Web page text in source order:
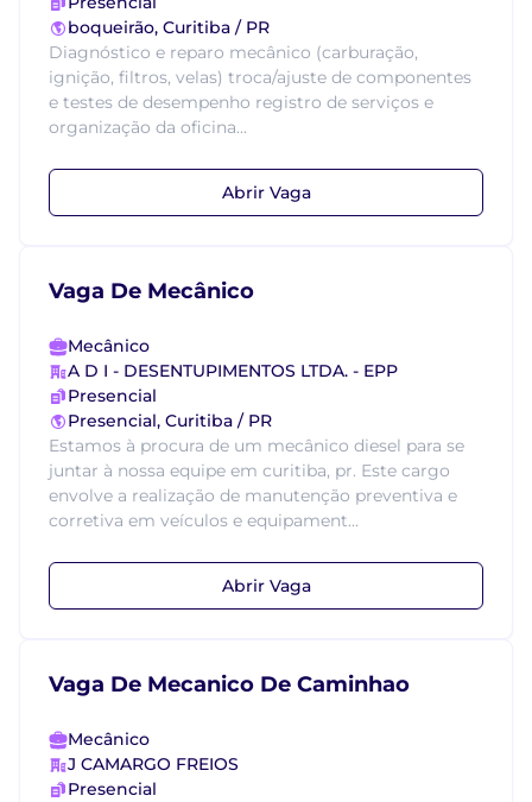
boqueirão, Curitiba / PR
Diagnóstico e reparo mecânico (carburação,
ignição, filtros, velas) troca/ajuste de componentes
e testes de desempenho registro de serviços e
organização da oficina...
Abrir Vaga
Vaga De Mecânico
Mecânico
A D I - DESENTUPIMENTOS LTDA. - EPP
Presencial
Presencial, Curitiba / PR
Estamos à procura de um mecânico diesel para se
juntar à nossa equipe em curitiba, pr. Este cargo
envolve a realização de manutenção preventiva e
corretiva em veículos e equipament...
Abrir Vaga
Vaga De Mecanico De Caminhao
Mecânico
J CAMARGO FREIOS
Presencial